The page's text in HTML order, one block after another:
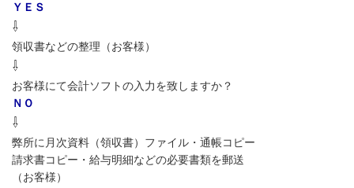
ＹＥＳ
⇩
領収書などの整理（お客様）
⇩
お客様にて会計ソフトの入力を致しますか？
ＮＯ
⇩
弊所に月次資料（領収書）ファイル・通帳コピー
請求書コピー・給与明細などの必要書類を郵送
（お客様）